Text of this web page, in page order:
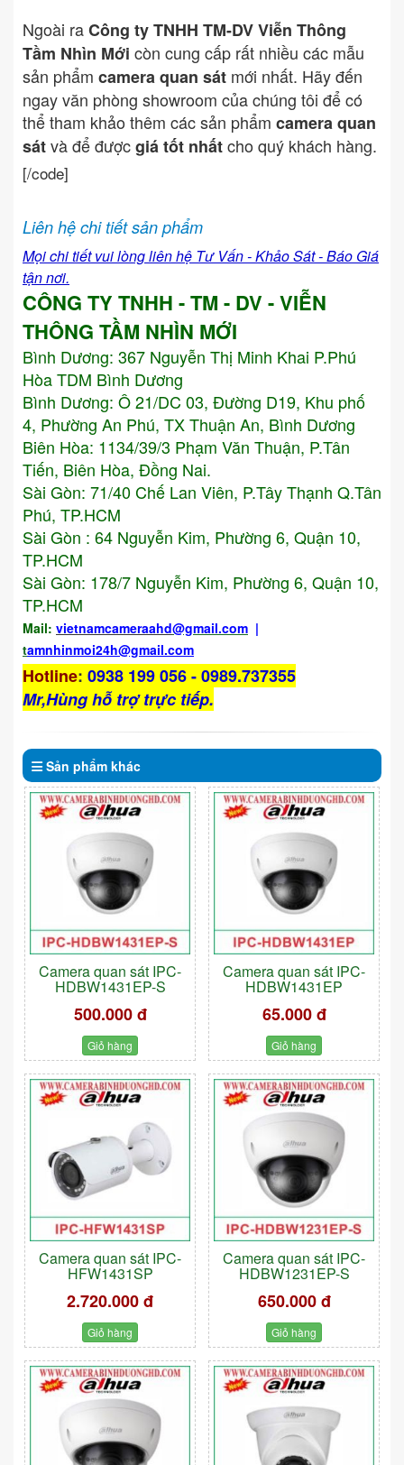
Ngoài raCông ty TNHH TM-DV Viễn Thông
Tầm Nhìn Mới còn cung cấp rất nhiều các mẫu
sản phẩm camera quan sát mới nhất. Hãy đến
ngay văn phòng showroom của chúng tôi để có
thể tham khảo thêm các sản phẩm camera quan
sátvà để đượcgiá tốt nhấtcho quý khách hàng.
[/code]
Liên hệ chi tiết sản phẩm
Mọi chi tiết vui lòng liên hệ Tư Vấn - Khảo Sát - Báo Giá
tận nơi.
CÔNG TY TNHH - TM - DV - VIỄN
THÔNG TẦM NHÌN MỚI
Bình Dương: 367 Nguyễn Thị Minh Khai P.Phú
Hòa TDM Bình Dương
Bình Dương: Ô 21/DC 03, Đường D19, Khu phố
4, Phường An Phú, TX Thuận An, Bình Dương
Biên Hòa: 1134/39/3 Phạm Văn Thuận, P.Tân
Tiến, Biên Hòa, Đồng Nai.
Sài Gòn: 71/40 Chế Lan Viên, P.Tây Thạnh Q.Tân
Phú, TP.HCM
Sài Gòn : 64 Nguyễn Kim, Phường 6, Quận 10,
TP.HCM
Sài Gòn: 178/7 Nguyễn Kim, Phường 6, Quận 10,
TP.HCM
Mail: vietnamcameraahd@gmail.com |
tamnhinmoi24h@gmail.com
Hotline: 0938 199 056 - 0989.737355
Mr,Hùng hỗ trợ trực tiếp.
Sản phẩm khác
Camera quan sát IPC-
HDBW1431EP-S
500.000 đ
Giỏ hàng
Camera quan sát IPC-
HDBW1431EP
65.000 đ
Giỏ hàng
Camera quan sát IPC-
HFW1431SP
2.720.000 đ
Giỏ hàng
Camera quan sát IPC-
HDBW1231EP-S
650.000 đ
Giỏ hàng